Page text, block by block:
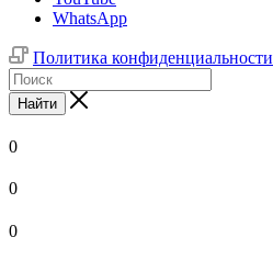
WhatsApp
Политика конфиденциальности
Найти
0
0
0